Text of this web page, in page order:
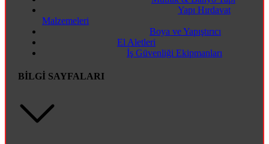
Yapı Hırdavat
Malzemeleri
Boya ve Yapıştırıcı
El Aletleri
İş Güvenliği Ekipmanları
BİLGİ SAYFALARI